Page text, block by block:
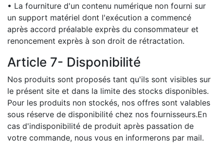
• La fourniture d'un contenu numérique non fourni sur
un support matériel dont l'exécution a commencé
après accord préalable exprès du consommateur et
renoncement exprès à son droit de rétractation.
Article 7- Disponibilité
Nos produits sont proposés tant qu'ils sont visibles sur
le présent site et dans la limite des stocks disponibles.
Pour les produits non stockés, nos offres sont valables
sous réserve de disponibilité chez nos fournisseurs.En
cas d'indisponibilité de produit après passation de
votre commande, nous vous en informerons par mail.